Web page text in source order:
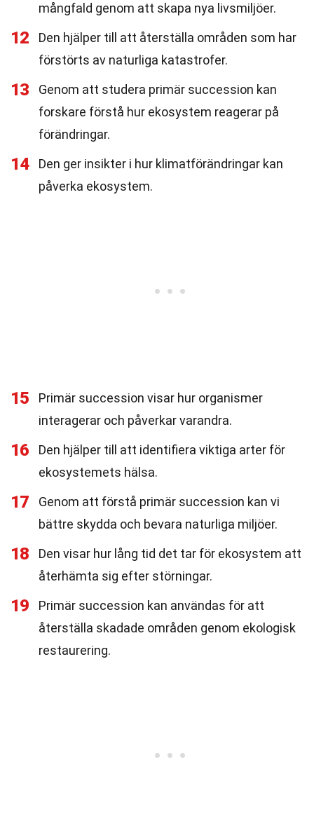
mångfald genom att skapa nya livsmiljöer.
12
Den hjälper till att återställa områden som har
förstörts av naturliga katastrofer.
13
Genom att studera primär succession kan
forskare förstå hur ekosystem reagerar på
förändringar.
14
Den ger insikter i hur klimatförändringar kan
påverka ekosystem.
15
Primär succession visar hur organismer
interagerar och påverkar varandra.
16
Den hjälper till att identifiera viktiga arter för
ekosystemets hälsa.
17
Genom att förstå primär succession kan vi
bättre skydda och bevara naturliga miljöer.
18
Den visar hur lång tid det tar för ekosystem att
återhämta sig efter störningar.
19
Primär succession kan användas för att
återställa skadade områden genom ekologisk
restaurering.